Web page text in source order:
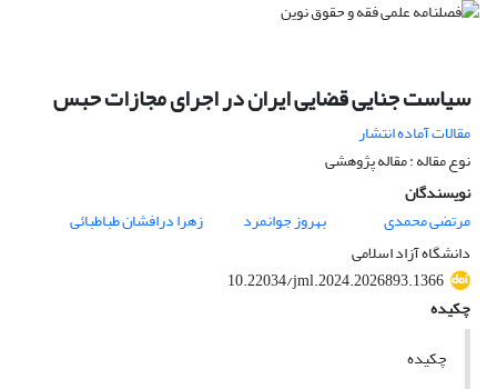
سیاست جنایی قضایی ایران در اجرای مجازات حبس
مقالات آماده انتشار
نوع مقاله : مقاله پژوهشی
نویسندگان
مرتضی محمدی
بهروز جوانمرد
زهرا درافشان طباطبائی
دانشگاه آزاد اسلامی
10.22034/jml.2024.2026893.1366
چکیده
چکیده